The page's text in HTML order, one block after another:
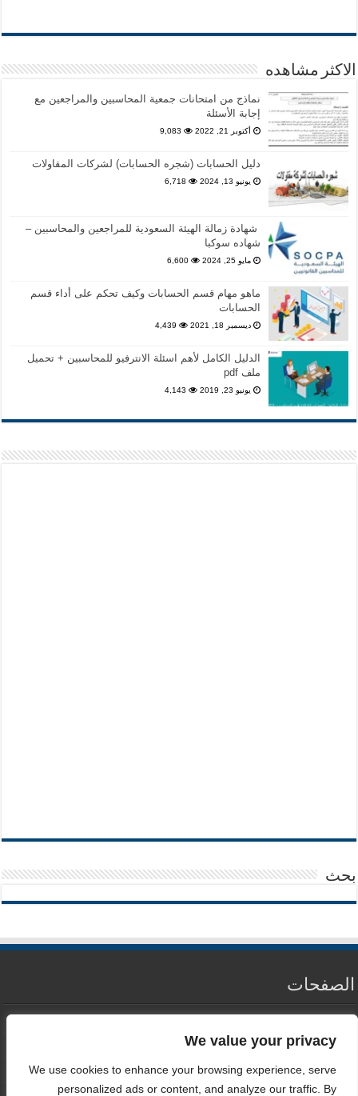
We value your privacy
We use cookies to enhance your browsing experience, serve
personalized ads or content, and analyze our traffic. By
الاكثر مشاهده
نماذج من امتحانات جمعية المحاسبين والمراجعين مع
إجابة الأسئلة
أكتوبر 21, 2022 9,083
دليل الحسابات (شجره الحسابات) لشركات المقاولات
يونيو 13, 2024 6,718
شهادة زمالة الهيئة السعودية للمراجعين والمحاسبين –
شهاده سوكبا
مايو 25, 2024 6,600
ماهو مهام قسم الحسابات وكيف تحكم على أداء قسم
الحسابات
ديسمبر 18, 2021 4,439
الدليل الكامل لأهم اسئلة الانترفيو للمحاسبين + تحميل
ملف pdf
يونيو 23, 2019 4,143
بحث
الصفحات
سياسة الخصوصية
اتصل بنا